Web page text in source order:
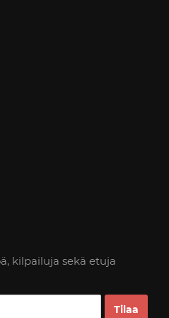
kilpailuja sekä etuja